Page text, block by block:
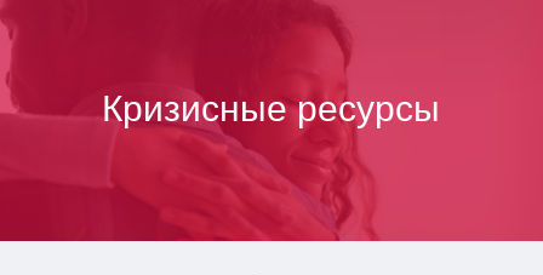
Кризисные ресурсы